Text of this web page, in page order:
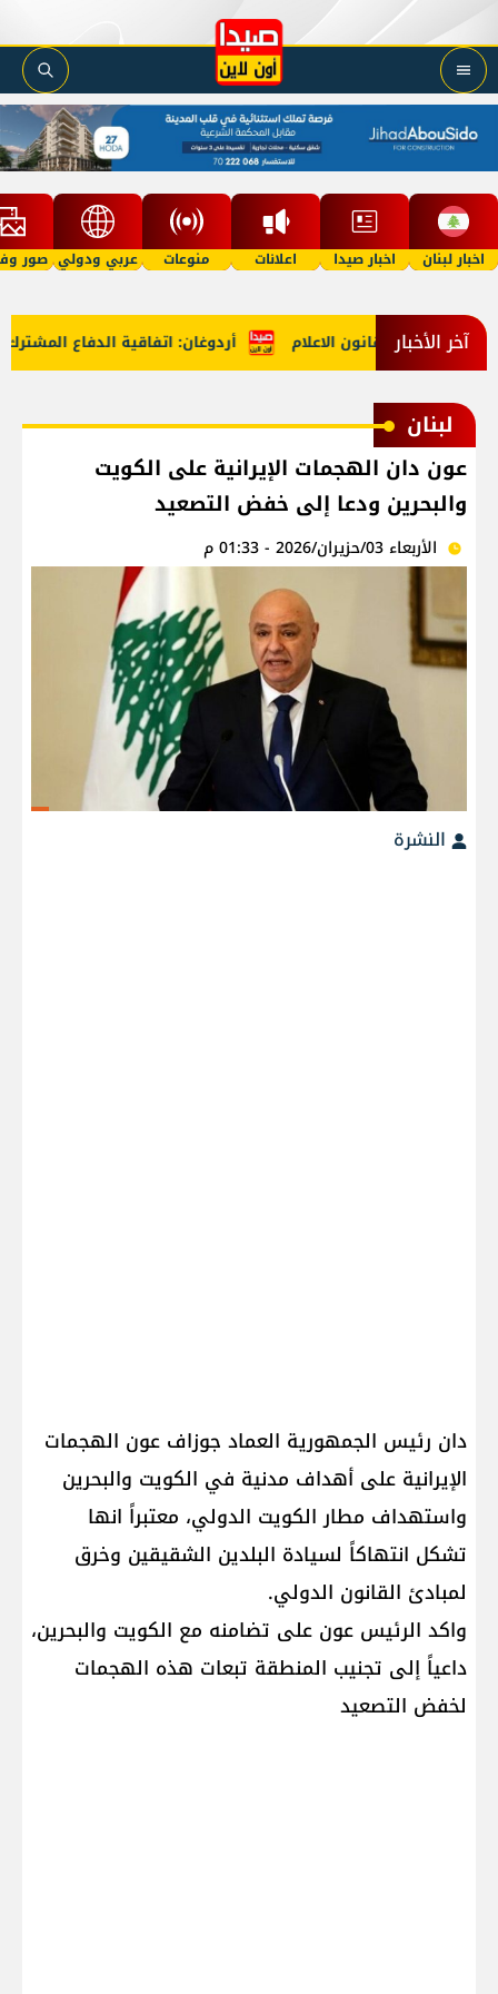
اخبار لبنان اخبار صيدا اعلانات منوعات عربي ودولي صور
آخر الأخبار أردوغان: اتفاقية الدفاع المشترك حول قانون الاعلام
لبنان
عون دان الهجمات الإيرانية على الكويت
والبحرين ودعا إلى خفض التصعيد
الأربعاء 03/حزيران/2026 - 01:33 م
النشرة
دان رئيس الجمهورية العماد ​جوزاف عون​ الهجمات
الإيرانية على أهداف مدنية في ​الكويت​ و​البحرين​
واستهداف مطار الكويت الدولي، معتبراً انها
تشكل انتهاكاً لسيادة البلدين الشقيقين وخرق
لمبادئ القانون الدولي.
واكد الرئيس عون على تضامنه مع الكويت والبحرين،
داعياً إلى تجنيب المنطقة تبعات هذه الهجمات
لخفض التصعيد